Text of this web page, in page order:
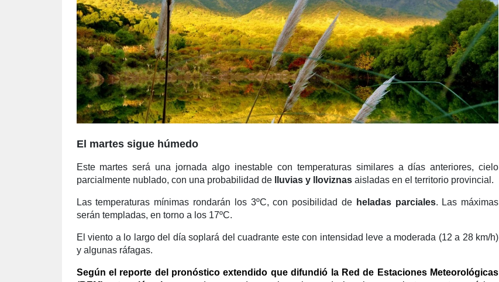
El martes sigue húmedo
Este martes será una jornada algo inestable con temperaturas similares a días anteriores, cielo
parcialmente nublado, con una probabilidad de
lluvias y lloviznasaisladas en el territorio provincial.
Las temperaturas mínimas rondarán los 3ºC, con posibilidad de heladas parciales. Las máximas
serán templadas, en torno a los 17ºC.
El viento a lo largo del día soplará del cuadrante este con intensidad leve a moderada (12 a 28 km/h)
y algunas ráfagas.
Según el reporte del pronóstico extendido que difundió la Red de Estaciones Meteorológicas